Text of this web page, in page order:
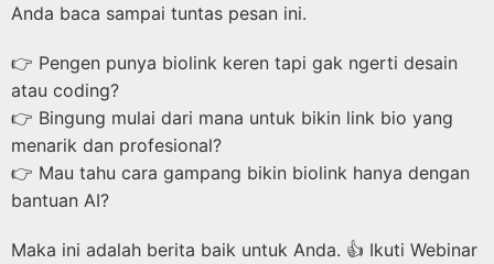
Anda baca sampai tuntas pesan ini.
👉 Pengen punya biolink keren tapi gak ngerti desain
atau coding?
👉 Bingung mulai dari mana untuk bikin link bio yang
menarik dan profesional?
👉 Mau tahu cara gampang bikin biolink hanya dengan
bantuan AI?
Maka ini adalah berita baik untuk Anda. 👍 Ikuti Webinar